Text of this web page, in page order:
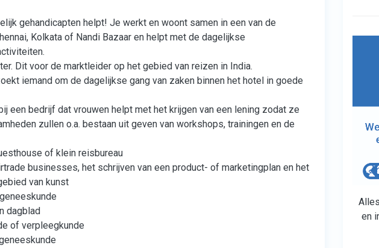
gehandicapten helpt! Je werkt en woont samen in een van de
Kolkata of Nandi Bazaar en helpt met de dagelijkse
Dit voor de marktleider op het gebied van reizen in India.
iemand om de dagelijkse gang van zaken binnen het hotel in goede
een bedrijf dat vrouwen helpt met het krijgen van een lening zodat ze
zullen o.a. bestaan uit geven van workshops, trainingen en de
of klein reisbureau
businesses, het schrijven van een product- of marketingplan en het
van kunst
dagblad
of verpleegkunde
en